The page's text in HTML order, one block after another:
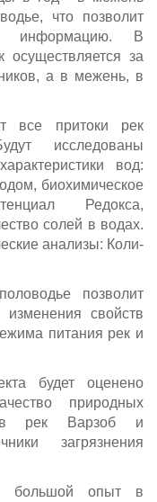
что позволит
информацию. В
осуществляется за
а в межень, в
все притоки рек
исследованы
вод:
биохимическое
Редокса,
солей в водах.
анализы: Коли-
позволит
изменения свойств
питания рек и
будет оценено
природных
рек Варзоб и
загрязнения
большой опыт в